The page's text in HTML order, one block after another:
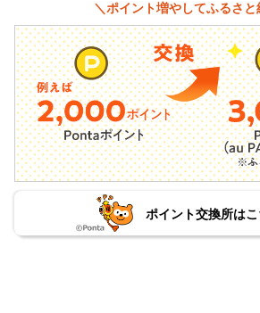
＼ポイント増やしてふるさと
ポイント交換所は